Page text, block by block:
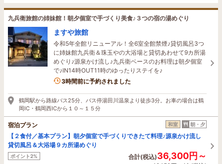
九兵衛旅館の姉妹館！朝夕個室で手づくり美食♪３つの宿の湯めぐり
ますや旅館
令和5年全館リニューアル！全6室全館禁煙♪貸切風呂3つ
に姉妹館九兵衛＆珠玉やの大浴場と貸切あわせて9カ所湯
めぐり♪源泉かけ流し♪九兵衛ベースのお料理は朝夕個室
で♪IN14時OUT11時のゆったりステイを♪
1名がこの宿を見ています
3時間前に予約されました
鶴岡駅から路線バス25分、バス停湯田川温泉より徒歩3分。お車の場合は鶴
岡IC・鶴岡西ICから１０～１５分
宿泊プラン 和室 朝・夕
【２食付／基本プラン】朝夕個室で手づくりできたて料理♪源泉かけ流し
貸切風呂＆大浴場９カ所湯めぐり
ポイント2% 合計(税込)36,300円～